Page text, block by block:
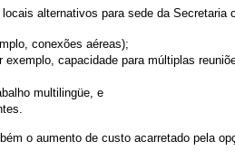
alternativos para sede da Secretaria
conexões aéreas);
exemplo, capacidade para múltiplas
multilingüe, e
o aumento de custo acarretado pela